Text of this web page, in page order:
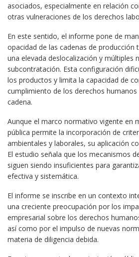
asociados, especialmente en relación
otras vulneraciones de los derechos
En este sentido, el informe pone de
opacidad de las cadenas de producción
una elevada deslocalización y múltiples
subcontratación. Esta configuración
los productos y limita la capacidad de
cumplimiento de los derechos
cadena.
Aunque el marco normativo vigente en
pública permite la incorporación de
ambientales y laborales, su aplicación
El estudio señala que los mecanismos
siguen siendo insuficientes para
efectiva y sistemática.
El informe se inscribe en un contexto
una creciente preocupación por los
empresarial sobre los derechos
así como por el impulso de nuevas
materia de diligencia debida.